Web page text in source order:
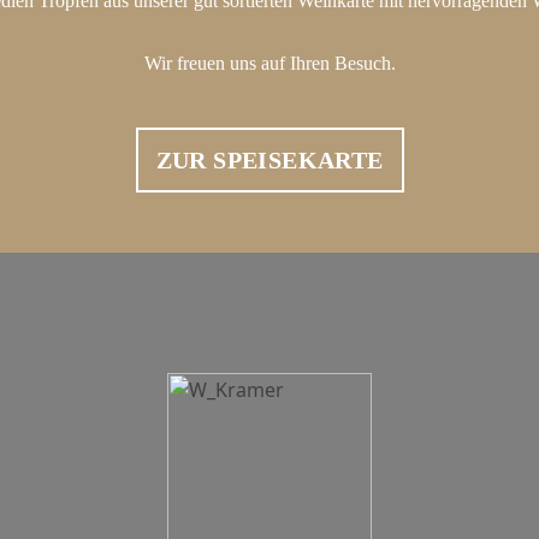
Wir freuen uns auf Ihren Besuch.
ZUR SPEISEKARTE